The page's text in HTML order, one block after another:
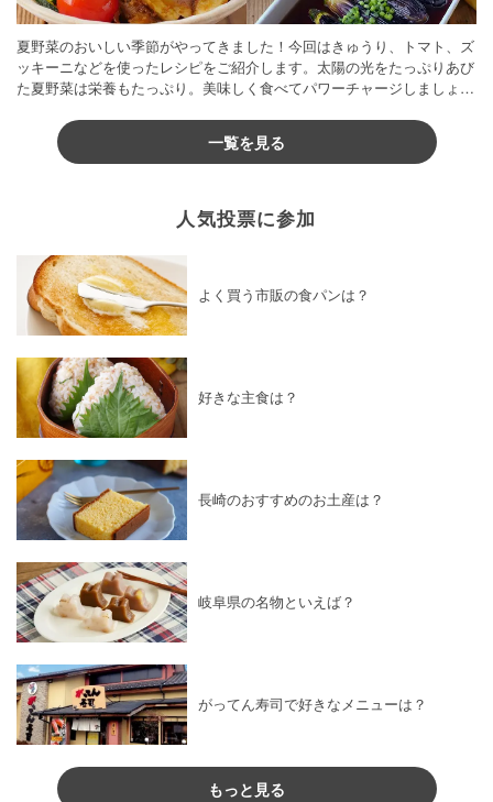
夏野菜のおいしい季節がやってきました！今回はきゅうり、トマト、ズ
ッキーニなどを使ったレシピをご紹介します。太陽の光をたっぷりあび
た夏野菜は栄養もたっぷり。美味しく食べてパワーチャージしましょう
一覧を見る
人気投票に参加
よく買う市販の食パンは？
好きな主食は？
長崎のおすすめのお土産は？
岐阜県の名物といえば？
がってん寿司で好きなメニューは？
もっと見る